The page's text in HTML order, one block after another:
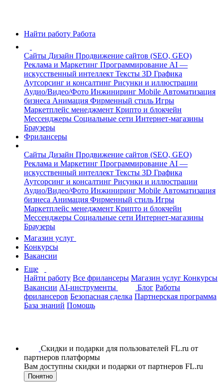
Найти работу Работа
Сайты Дизайн Продвижение сайтов (SEO, GEO)
Реклама и Маркетинг Программирование AI —
искусственный интеллект Тексты 3D Графика
Аутсорсинг и консалтинг Рисунки и иллюстрации
Аудио/Видео/Фото Инжиниринг Mobile Автоматизация
бизнеса Анимация Фирменный стиль Игры
Маркетплейс менеджмент Крипто и блокчейн
Мессенджеры Социальные сети Интернет-магазины
Браузеры
Фрилансеры
Сайты Дизайн Продвижение сайтов (SEO, GEO)
Реклама и Маркетинг Программирование AI —
искусственный интеллект Тексты 3D Графика
Аутсорсинг и консалтинг Рисунки и иллюстрации
Аудио/Видео/Фото Инжиниринг Mobile Автоматизация
бизнеса Анимация Фирменный стиль Игры
Маркетплейс менеджмент Крипто и блокчейн
Мессенджеры Социальные сети Интернет-магазины
Браузеры
Магазин услуг
Конкурсы
Вакансии
Еще
Найти работу Все фрилансеры Магазин услуг Конкурсы
Вакансии AI-инструменты Блог Работы
фрилансеров Безопасная сделка Партнерская программа
База знаний Помощь
Скидки и подарки для пользователей FL.ru от
партнеров платформы
Вам доступны скидки и подарки от партнеров FL.ru
Понятно